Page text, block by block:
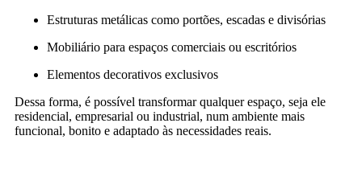
Estruturas metálicas como portões, escadas e divisórias
Mobiliário para espaços comerciais ou escritórios
Elementos decorativos exclusivos
Dessa forma, é possível transformar qualquer espaço, seja ele
residencial, empresarial ou industrial, num ambiente mais
funcional, bonito e adaptado às necessidades reais.